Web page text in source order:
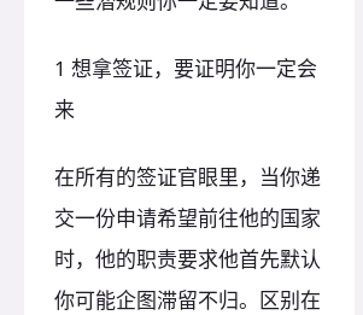
1 想拿签证，要证明你一定会
来
在所有的签证官眼里，当你递
交一份申请希望前往他的国家
时，他的职责要求他首先默认
你可能企图滞留不归。区别在